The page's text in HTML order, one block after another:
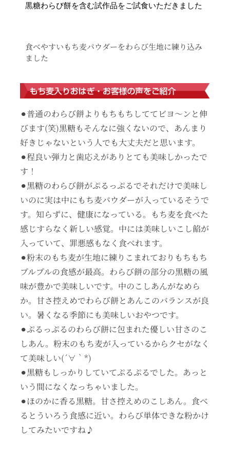
黒糖わらび餅を含む試作品をご試食いただきました
食べやすいもち麦パウダーをわらび生地に練り込み
ました
⚫︎普通のわらび餅よりもちもちしててビヨ～ンと伸
びます(笑)黒糖もそんなに強くないので、あんまり
好きじゃないという人でも大丈夫だと思います。
⚫︎程良い弾力と歯応えがありとても美味しかったで
す！
⚫︎黒糖のわらび餅がぷるっぷるでそれだけで美味し
いのに実は中にもち麦パウダーが入っているそうで
す。知らずに、健康になっている。もち麦を食べた
感じすらなく新しい感覚。中には美味しいこし餡が
入っていて、罪悪感もなく食べれます。
⚫︎粉末のもち麦が生地に練りこまれておりもちもち
プルプルの食感が最高。わらび餅の部分の黒糖の風
味が豊かで美味しいです。中のこしあんがなめら
か。甘さ控えめでわらび餅とあんこのバランスが良
い。暑くなる季節にも美味しいおやつです。
⚫︎ぷるっぷるのわらび餅に包まれた優しい甘さのこ
しあん。粉末のもち麦が入っているからクセがなく
て美味しい(´∀｀*)
⚫︎黒糖もしっかりしていてぷるぷるでした。あっと
いう間になくなっちゃいました。
⚫︎ほのかに香る黒糖。甘さ控えめのこしあん。食べ
るとういろう食感に近い。わらび単体できな粉かけ
してみたいですね♪